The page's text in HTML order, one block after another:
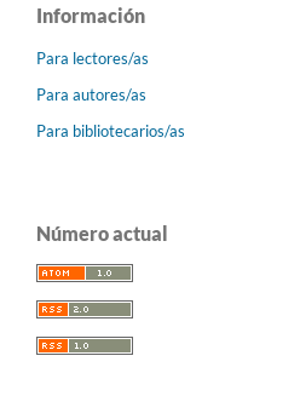
Información
Para lectores/as
Para autores/as
Para bibliotecarios/as
Número actual